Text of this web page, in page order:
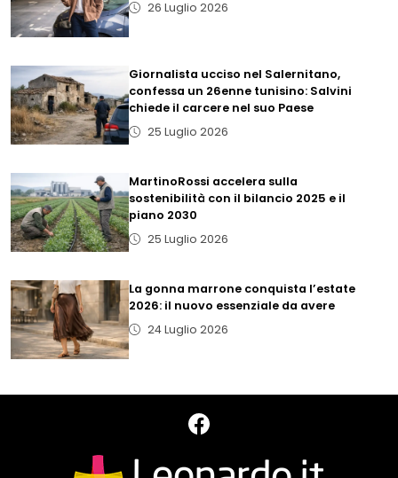
26 Luglio 2026
Giornalista ucciso nel Salernitano,
confessa un 26enne tunisino: Salvini
chiede il carcere nel suo Paese
25 Luglio 2026
MartinoRossi accelera sulla
sostenibilità con il bilancio 2025 e il
piano 2030
25 Luglio 2026
La gonna marrone conquista l’estate
2026: il nuovo essenziale da avere
24 Luglio 2026